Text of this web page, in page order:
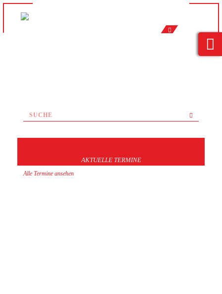
AKTUELLE TERMINE
Alle Termine ansehen